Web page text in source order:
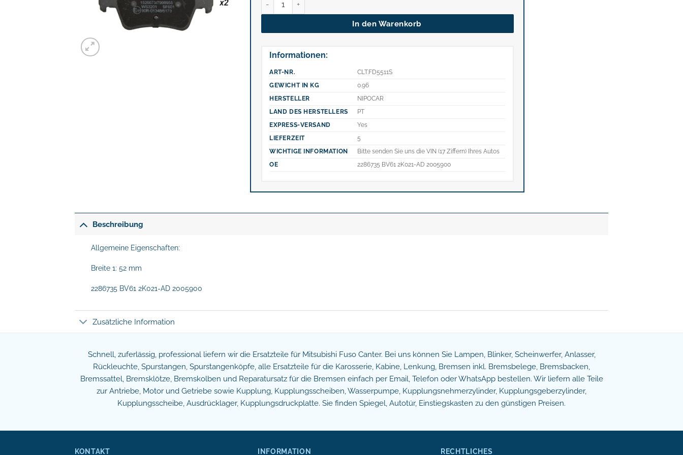
In den Warenkorb
Informationen:
ART-NR.
CLT.FD5511S
GEWICHT IN KG
0.96
HERSTELLER
NIPOCAR
LAND DES HERSTELLERS
PT
EXPRESS-VERSAND
Yes
LIEFERZEIT
5
WICHTIGE INFORMATION
Bitte senden Sie uns die VIN (17 Ziffern) Ihres Autos
OE
2286735 BV61 2K021-AD 2005900
Beschreibung
Allgemeine Eigenschaften:
Breite 1: 52 mm
2286735 BV61 2K021-AD 2005900
Zusätzliche Information
Schnell, zuferlässig, professional liefern wir die Ersatzteile für Mitsubishi Fuso Canter. Bei uns können Sie Lampen, Blinker, Scheinwerfer, Anlasser,
Rückleuchte, Spurstangen, Spurstangenköpfe, alle Ersatzteile für die Karosserie, Kabine, Lenkung, Bremsen inkl. Bremsbelege, Bremsbacken,
Bremssattel, Bremsklötze, Bremskolben und Reparatursatz für die Bremsen einfach per Email, Telefon oder WhatsApp bestellen. Wir liefern alle Teile
zur Antriebe, Motor und Getriebe sowie Kupplung, Kupplungsscheiben, Wasserpumpe, Kupplungsnehmerzylinder, Kupplungsgeberzylinder,
Kupplungsscheibe, Ausdrücklager, Kupplungsdruckplatte. Sie finden Spiegel, Autotür, Einstiegskasten zu den günstigen Preisen.
KONTAKT INFORMATION RECHTLICHES